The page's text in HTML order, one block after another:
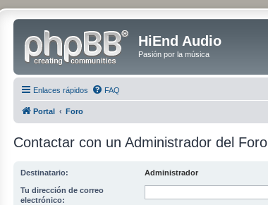
HiEnd Audio
Pasión por la música
Enlaces rápidos FAQ
Portal Foro
Contactar con un Administrador del Foro
Destinatario: Administrador
Tu dirección de correo
electrónico: